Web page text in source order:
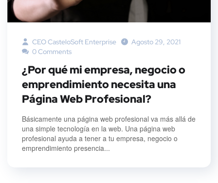
CEO CasteloSoft Enterprise
Agosto 29, 2021
0 Comments
¿Por qué mi empresa, negocio o
emprendimiento necesita una
Página Web Profesional?
Básicamente una página web profesional va más allá de
una simple tecnología en la web. Una página web
profesional ayuda a tener a tu empresa, negocio o
emprendimiento presencia...